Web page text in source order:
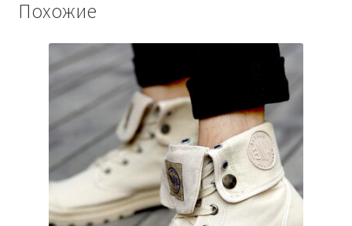
Похожие